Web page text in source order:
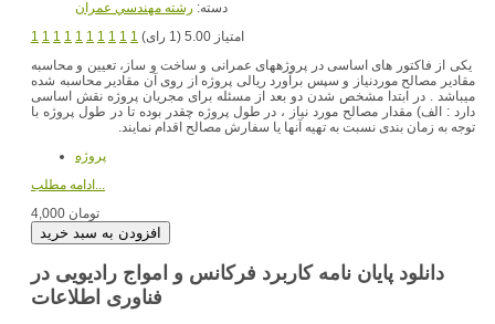
دسته: رشته مهندسي عمران
1 1 1 1 1 1 1 1 1 1
امتیاز 5.00 (1 رای)
یکی از فاکتور های اساسی در پروژههای عمرانی و ساخت و ساز، تعیین و محاسبه
مقادیر مصالح موردنیاز و سپس برآورد ریالی پروژه از روی آن مقادیر محاسبه شده
میباشد . در ابتدا مشخص شدن دو بعد از مسئله برای مجریان پروژه نقش اساسی
دارد : الف) مقدار مصالح مورد نیاز ، در طول پروژه چقدر بوده تا در طول پروژه با
توجه به زمان بندی نسبت به تهیه آنها یا سفارش مصالح اقدام نمایند.
پروژه
4,000 تومان
دانلود پایان نامه کاربرد فرکانس و امواج رادیویی در
فناوری اطلاعات